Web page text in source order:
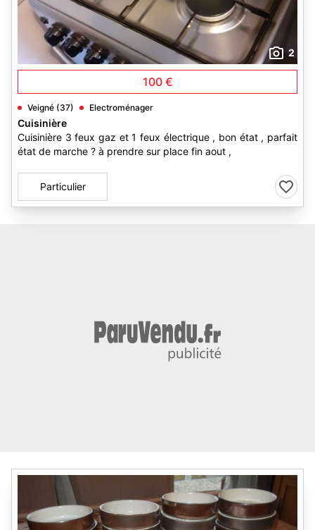
2
100 €
Veigné (37) Electroménager
Cuisinière
Cuisinière 3 feux gaz et 1 feux électrique , bon état , parfait
état de marche ? à prendre sur place fin aout ,
Particulier